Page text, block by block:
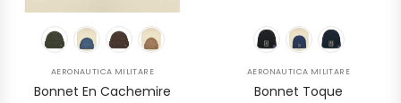
AERONAUTICA MILITARE
Bonnet En Cachemire
AERONAUTICA MILITARE
Bonnet Toque